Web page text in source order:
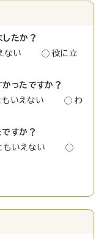
したか？
ない
役に立
かったですか？
もいえない
わ
ですか？
もいえない